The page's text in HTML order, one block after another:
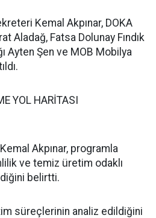
Kemal Akpınar, DOKA
Aladağ, Fatsa Dolunay Fındık
Ayten Şen ve MOB Mobilya
YOL HARİTASI
Akpınar, programla
ve temiz üretim odaklı
belirtti.
süreçlerinin analiz edildiğini